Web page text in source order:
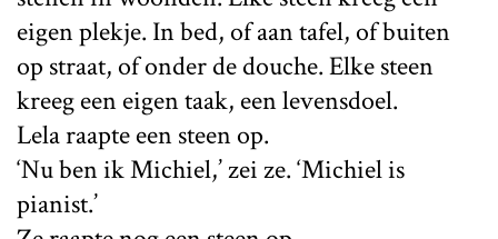
eigen plekje. In bed, of aan tafel, of buiten
op straat, of onder de douche. Elke steen
kreeg een eigen taak, een levensdoel.
Lela raapte een steen op.
‘Nu ben ik Michiel,’ zei ze. ‘Michiel is
pianist.’